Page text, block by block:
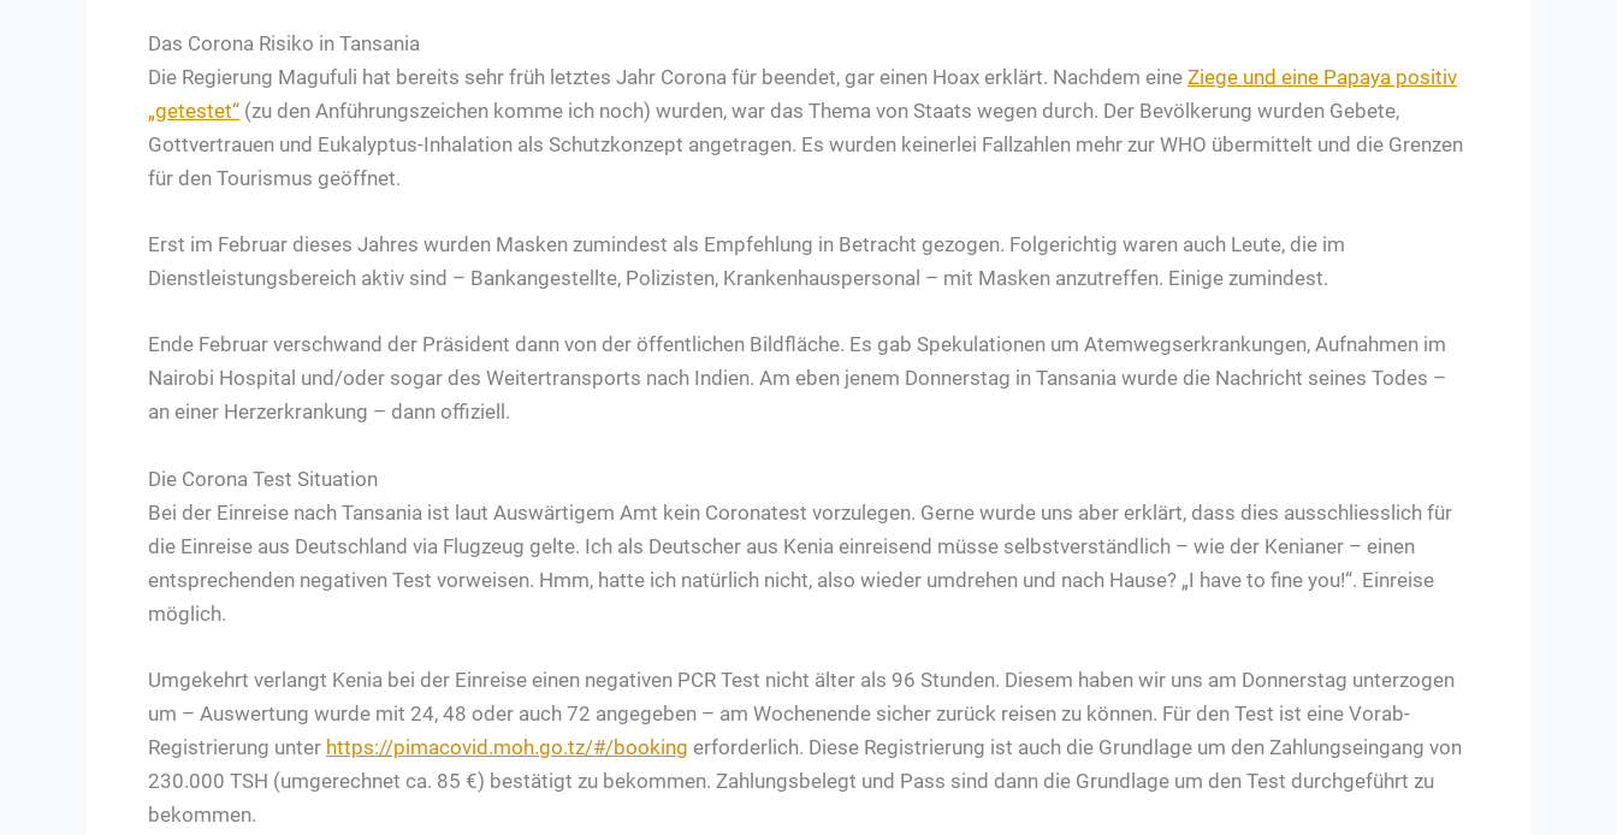
Das Corona Risiko in Tansania
Die Regierung Magufuli hat bereits sehr früh letztes Jahr Corona für beendet, gar einen Hoax erklärt. Nachdem eine Ziege und eine Papaya positiv
„getestet“ (zu den Anführungszeichen komme ich noch) wurden, war das Thema von Staats wegen durch. Der Bevölkerung wurden Gebete,
Gottvertrauen und Eukalyptus-Inhalation als Schutzkonzept angetragen. Es wurden keinerlei Fallzahlen mehr zur WHO übermittelt und die Grenzen
für den Tourismus geöffnet.
Erst im Februar dieses Jahres wurden Masken zumindest als Empfehlung in Betracht gezogen. Folgerichtig waren auch Leute, die im
Dienstleistungsbereich aktiv sind – Bankangestellte, Polizisten, Krankenhauspersonal – mit Masken anzutreffen. Einige zumindest.
Ende Februar verschwand der Präsident dann von der öffentlichen Bildfläche. Es gab Spekulationen um Atemwegserkrankungen, Aufnahmen im
Nairobi Hospital und/oder sogar des Weitertransports nach Indien. Am eben jenem Donnerstag in Tansania wurde die Nachricht seines Todes –
an einer Herzerkrankung – dann offiziell.
Die Corona Test Situation
Bei der Einreise nach Tansania ist laut Auswärtigem Amt kein Coronatest vorzulegen. Gerne wurde uns aber erklärt, dass dies ausschliesslich für
die Einreise aus Deutschland via Flugzeug gelte. Ich als Deutscher aus Kenia einreisend müsse selbstverständlich – wie der Kenianer – einen
entsprechenden negativen Test vorweisen. Hmm, hatte ich natürlich nicht, also wieder umdrehen und nach Hause? „I have to fine you!“. Einreise
möglich.
Umgekehrt verlangt Kenia bei der Einreise einen negativen PCR Test nicht älter als 96 Stunden. Diesem haben wir uns am Donnerstag unterzogen
um – Auswertung wurde mit 24, 48 oder auch 72 angegeben – am Wochenende sicher zurück reisen zu können. Für den Test ist eine Vorab-
Registrierung unter https://pimacovid.moh.go.tz/#/booking erforderlich. Diese Registrierung ist auch die Grundlage um den Zahlungseingang von
230.000 TSH (umgerechnet ca. 85 €) bestätigt zu bekommen. Zahlungsbelegt und Pass sind dann die Grundlage um den Test durchgeführt zu
bekommen.